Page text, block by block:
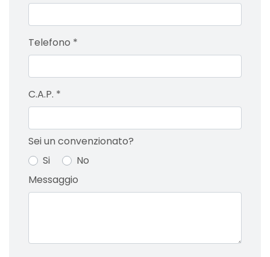
Telefono *
C.A.P. *
Sei un convenzionato?
Si
No
Messaggio